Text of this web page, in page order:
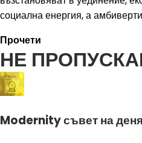
социална енергия, а
Прочети
НЕ
Modernity съвет на деня